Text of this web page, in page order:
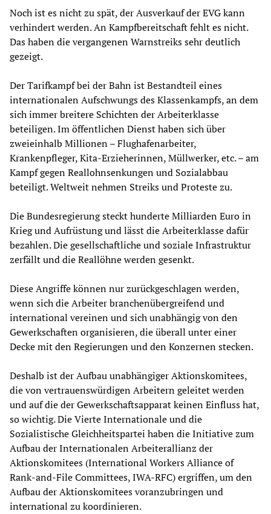
Noch ist es nicht zu spät, der Ausverkauf der EVG kann
verhindert werden. An Kampfbereitschaft fehlt es nicht.
Das haben die vergangenen Warnstreiks sehr deutlich
gezeigt.
Der Tarifkampf bei der Bahn ist Bestandteil eines
internationalen Aufschwungs des Klassenkampfs, an dem
sich immer breitere Schichten der Arbeiterklasse
beteiligen. Im öffentlichen Dienst haben sich über
zweieinhalb Millionen – Flughafenarbeiter,
Krankenpfleger, Kita-Erzieherinnen, Müllwerker, etc. – am
Kampf gegen Reallohnsenkungen und Sozialabbau
beteiligt. Weltweit nehmen Streiks und Proteste zu.
Die Bundesregierung steckt hunderte Milliarden Euro in
Krieg und Aufrüstung und lässt die Arbeiterklasse dafür
bezahlen. Die gesellschaftliche und soziale Infrastruktur
zerfällt und die Reallöhne werden gesenkt.
Diese Angriffe können nur zurückgeschlagen werden,
wenn sich die Arbeiter branchenübergreifend und
international vereinen und sich unabhängig von den
Gewerkschaften organisieren, die überall unter einer
Decke mit den Regierungen und den Konzernen stecken.
Deshalb ist der Aufbau unabhängiger Aktionskomitees,
die von vertrauenswürdigen Arbeitern geleitet werden
und auf die der Gewerkschaftsapparat keinen Einfluss hat,
so wichtig. Die Vierte Internationale und die
Sozialistische Gleichheitspartei haben die Initiative zum
Aufbau der Internationalen Arbeiterallianz der
Aktionskomitees (International Workers Alliance of
Rank-and-File Committees, IWA-RFC) ergriffen, um den
Aufbau der Aktionskomitees voranzubringen und
international zu koordinieren.